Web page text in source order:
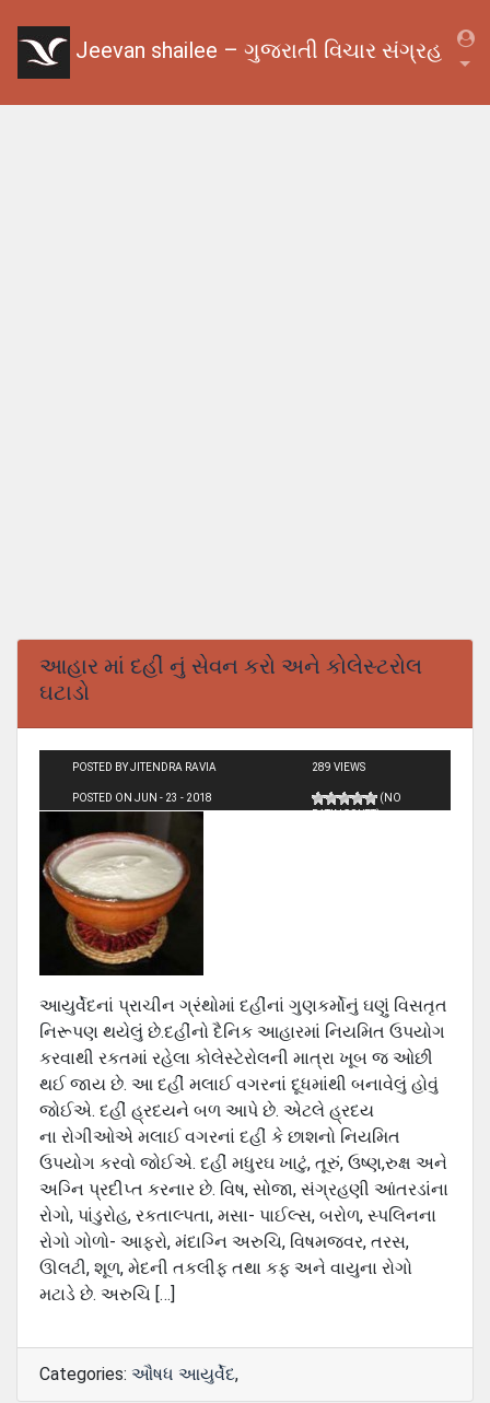
Jeevan shailee – ગુજરાતી વિચાર સંગ્રહ
આહાર માં દહીં નું સેવન કરો અને કોલેસ્ટરોલ
ઘટાડો
POSTED BY JITENDRA RAVIA
POSTED ON JUN - 23 - 2018
289 VIEWS
(NO
RATINGS YET)
આયુર્વેદનાં પ્રાચીન ગ્રંથોમાં દહીંનાં ગુણકર્મોનું ઘણું વિસતૃત
નિરૂપણ થયેલું છે.દહીંનો દૈનિક આહારમાં નિયમિત ઉપયોગ
કરવાથી રકતમાં રહેલા કોલેસ્‍ટેરોલની માત્રા ખૂબ જ ઓછી
થઈ જાય છે. આ દહીં મલાઈ વગરનાં દૂધમાંથી બનાવેલું હોવું
જોઈએ. દહીં હ્રદયને બળ આપે છે. એટલે હ્રદય
ના રોગીઓએ મલાઈ વગરનાં દહીં કે છાશનો નિયમિત
ઉપયોગ કરવો જોઈએ. દહીં મધુરઘ ખાટું, તૂરું, ઉષ્‍ણ,રુક્ષ અને
અગ્નિ પ્રદીપ્‍ત કરનાર છે. વિષ, સોજા, સંગ્રહણી આંતરડાંના
રોગો, પાંડુરોહ, રકતાલ્‍પતા, મસા- પાઈલ્‍સ, બરોળ, સ્‍પલિનના
રોગો ગોળો- આફરો, મંદાગ્નિ અરુચિ, વિષમજવર, તરસ,
ઊલટી, શૂળ, મેદની તકલીફ તથા કફ અને વાયુના રોગો
મટાડે છે. અરુચિ […]
Categories: ઔષધ આયુર્વેદ,